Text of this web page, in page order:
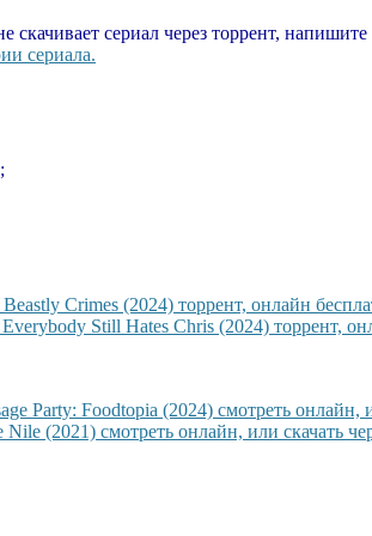
скачивает сериал через торрент,
сериала.
Crimes (2024) торрент, онлайн
Still Hates Chris (2024) торрент,
Party: Foodtopia (2024) смотреть онлайн,
(2021) смотреть онлайн, или скачать